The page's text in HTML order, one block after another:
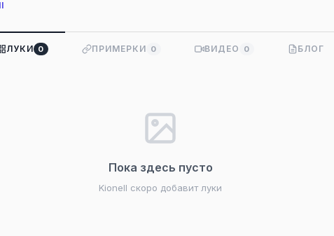
ЛУКИ 0 ПРИМЕРКИ 0 ВИДЕО 0 БЛОГ
Пока здесь пусто
Kionell скоро добавит луки